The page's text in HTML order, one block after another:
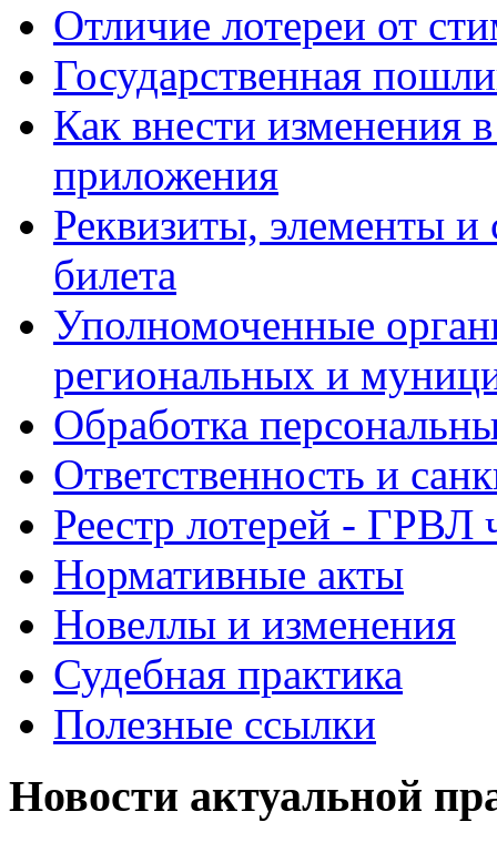
Отличие лотереи от
Государственная
Как внести изменения
приложения
Реквизиты, элементы
билета
Уполномоченные
региональных и
Обработка
Ответственность и
Реестр лотерей - ГРВЛ
Нормативные акты
Новеллы и изменения
Судебная практика
Полезные ссылки
Новости актуальной